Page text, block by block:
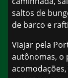
saltos de
de barco e
Viajar pela
autônomas, o